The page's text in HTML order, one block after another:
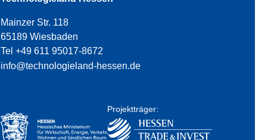
Mainzer Str. 118
65189 Wiesbaden
Tel +49 611 95017-8672
info@technologieland-hessen.de
Projektträger: